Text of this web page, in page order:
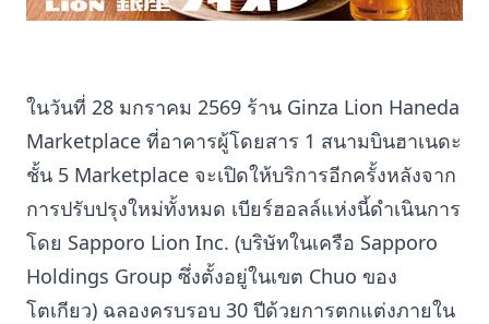
ในวันที่ 28 มกราคม 2569 ร้าน Ginza Lion Haneda
Marketplace ที่อาคารผู้โดยสาร 1 สนามบินฮาเนดะ
ชั้น 5 Marketplace จะเปิดให้บริการอีกครั้งหลังจาก
การปรับปรุงใหม่ทั้งหมด เบียร์ฮอลล์แห่งนี้ดำเนินการ
โดย Sapporo Lion Inc. (บริษัทในเครือ Sapporo
Holdings Group ซึ่งตั้งอยู่ในเขต Chuo ของ
โตเกียว) ฉลองครบรอบ 30 ปีด้วยการตกแต่งภายใน